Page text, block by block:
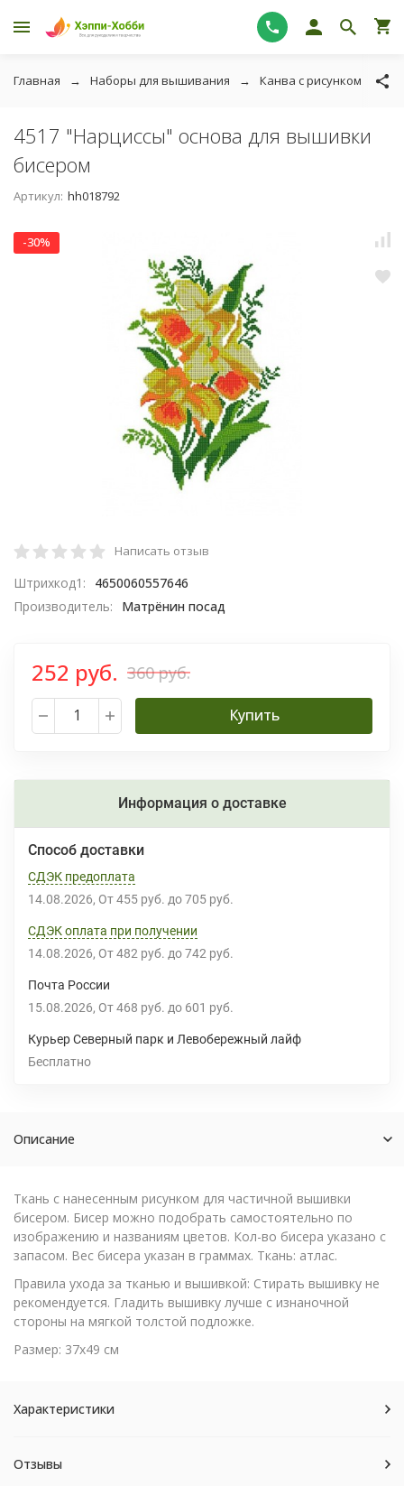
Главная Наборы для вышивания Канва с рисунком
4517 "Нарциссы" основа для вышивки
бисером
Артикул: hh018792
-30%
Написать отзыв
Штрихкод1:
4650060557646
Производитель:
Матрёнин посад
252 руб. 360 руб.
Купить
Информация о доставке
Способ доставки
СДЭК предоплата
14.08.2026 От 455 руб. до 705 руб.
СДЭК оплата при получении
14.08.2026 От 482 руб. до 742 руб.
Почта России
15.08.2026 От 468 руб. до 601 руб.
Курьер Северный парк и Левобережный лайф
Бесплатно
Описание
Ткань с нанесенным рисунком для частичной вышивки
бисером. Бисер можно подобрать самостоятельно по
изображению и названиям цветов. Кол-во бисера указано с
запасом. Вес бисера указан в граммах. Ткань: атлас.
Правила ухода за тканью и вышивкой: Стирать вышивку не
рекомендуется. Гладить вышивку лучше с изнаночной
стороны на мягкой толстой подложке.
Размер: 37х49 см
Характеристики
Отзывы